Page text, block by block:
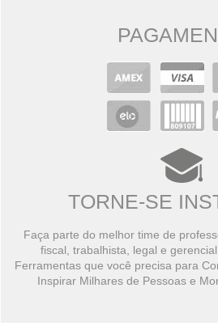
TORNE-SE
Faça parte do melhor time de
fiscal, trabalhista, legal e
Ferramentas que você precisa para
Inspirar Milhares de Pessoas e